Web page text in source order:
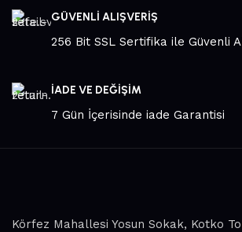
creations - furniture from professional
be appreciated by true connoisseurs of
practicality in each product unit. Our
products from proven companies. Who
GÜVENLİ ALIŞVERİŞ
256 Bit SSL Sertifika ile Güvenli
İADE VE DEĞİŞİM
7 Gün İçerisinde iade Garantisi
Körfez Mahallesi Yosun Sokak, Kotko